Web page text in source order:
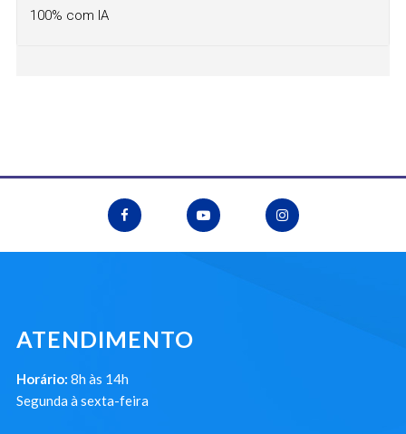
100% com IA
ATENDIMENTO
Horário: 8h às 14h
Segunda à sexta-feira